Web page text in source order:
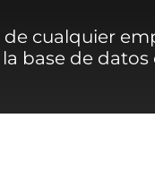
cualquier
base de